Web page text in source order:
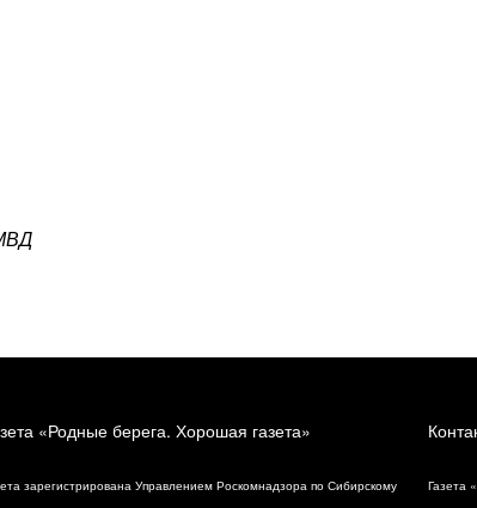
«Родные берега. Хорошая газета»
зарегистрирована Управлением Роскомнадзора по Сибирскому
Газета